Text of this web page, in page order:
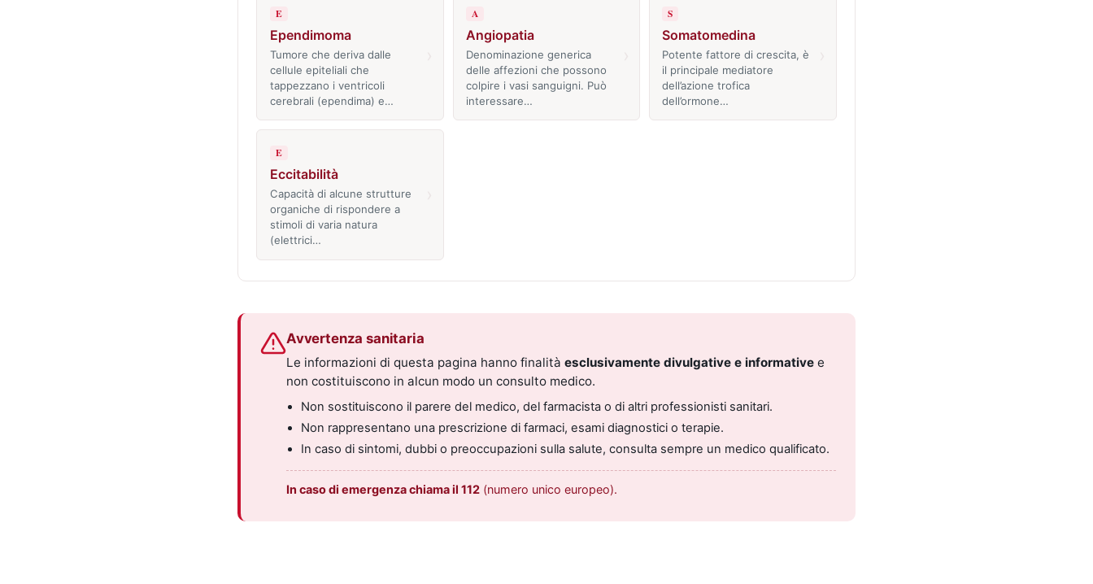
E
Ependimoma
Tumore che deriva dalle
cellule epiteliali che
tappezzano i ventricoli
cerebrali (ependima) e…
A
Angiopatia
Denominazione generica
delle affezioni che possono
colpire i vasi sanguigni. Può
interessare…
S
Somatomedina
Potente fattore di crescita, è
il principale mediatore
dell’azione trofica
dell’ormone…
E
Eccitabilità
Capacità di alcune strutture
organiche di rispondere a
stimoli di varia natura
(elettrici…
Avvertenza sanitaria
Le informazioni di questa pagina hanno finalità esclusivamente divulgative e informative e
non costituiscono in alcun modo un consulto medico.
Non sostituiscono il parere del medico, del farmacista o di altri professionisti sanitari.
Non rappresentano una prescrizione di farmaci, esami diagnostici o terapie.
In caso di sintomi, dubbi o preoccupazioni sulla salute, consulta sempre un medico qualificato.
In caso di emergenza chiama il 112 (numero unico europeo).